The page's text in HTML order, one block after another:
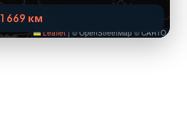
Leaflet | © OpenStreetMap © CARTO
1 669 км